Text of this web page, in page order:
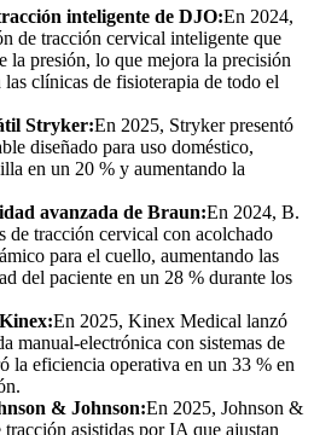
inteligente de DJO:En 2024,
de tracción cervical inteligente que
la presión, lo que mejora la precisión
clínicas de fisioterapia de todo el
Stryker:En 2025, Stryker presentó
diseñado para uso doméstico,
en un 20 % y aumentando la
avanzada de Braun:En 2024, B.
de tracción cervical con acolchado
para el cuello, aumentando las
del paciente en un 28 % durante los
En 2025, Kinex Medical lanzó
manual-electrónica con sistemas de
la eficiencia operativa en un 33 % en
& Johnson:En 2025, Johnson &
asistidas por IA que ajustan